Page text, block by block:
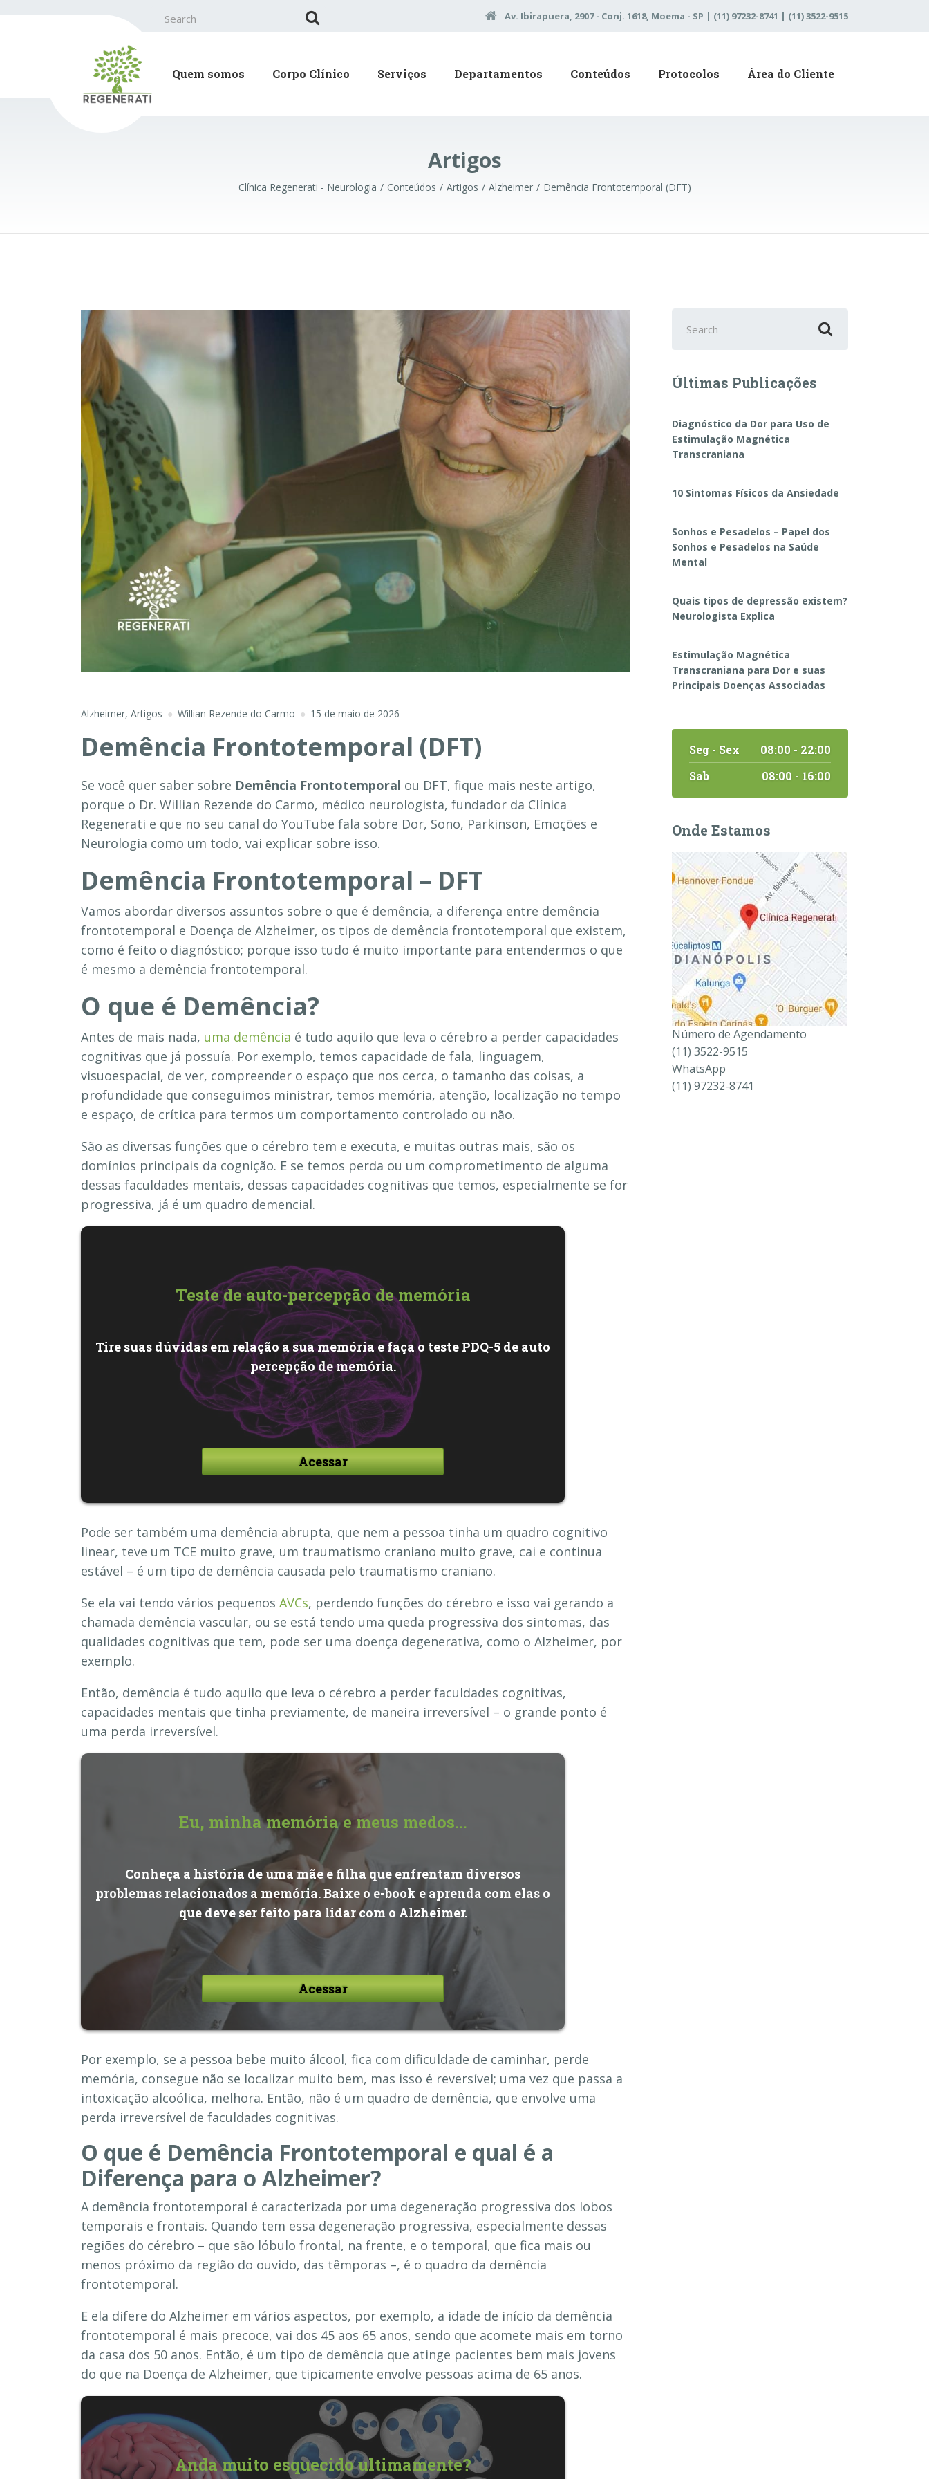
Av. Ibirapuera, 2907 - Conj. 1618, Moema - SP | (11) 97232-8741 | (11) 3522-9515
Quem somos Corpo Clínico Serviços Departamentos Conteúdos Protocolos Área do Cliente
Artigos
Clínica Regenerati - Neurologia Conteúdos Artigos Alzheimer Demência Frontotemporal (DFT)
Alzheimer, Artigos Willian Rezende do Carmo 15 de maio de 2026
Demência Frontotemporal (DFT)
Se você quer saber sobre Demência Frontotemporal ou DFT, fique mais neste artigo,
porque o Dr. Willian Rezende do Carmo, médico neurologista, fundador da Clínica
Regenerati e que no seu canal do YouTube fala sobre Dor, Sono, Parkinson, Emoções e
Neurologia como um todo, vai explicar sobre isso.
Demência Frontotemporal – DFT
Vamos abordar diversos assuntos sobre o que é demência, a diferença entre demência
frontotemporal e Doença de Alzheimer, os tipos de demência frontotemporal que existem,
como é feito o diagnóstico; porque isso tudo é muito importante para entendermos o que
é mesmo a demência frontotemporal.
O que é Demência?
Antes de mais nada, uma demência é tudo aquilo que leva o cérebro a perder capacidades
cognitivas que já possuía. Por exemplo, temos capacidade de fala, linguagem,
visuoespacial, de ver, compreender o espaço que nos cerca, o tamanho das coisas, a
profundidade que conseguimos ministrar, temos memória, atenção, localização no tempo
e espaço, de crítica para termos um comportamento controlado ou não.
São as diversas funções que o cérebro tem e executa, e muitas outras mais, são os
domínios principais da cognição. E se temos perda ou um comprometimento de alguma
dessas faculdades mentais, dessas capacidades cognitivas que temos, especialmente se for
progressiva, já é um quadro demencial.
Teste de auto-percepção de memória
Tire suas dúvidas em relação a sua memória e faça o teste PDQ-5 de auto
percepção de memória.
Acessar
Pode ser também uma demência abrupta, que nem a pessoa tinha um quadro cognitivo
linear, teve um TCE muito grave, um traumatismo craniano muito grave, cai e continua
estável – é um tipo de demência causada pelo traumatismo craniano.
Se ela vai tendo vários pequenos AVCs, perdendo funções do cérebro e isso vai gerando a
chamada demência vascular, ou se está tendo uma queda progressiva dos sintomas, das
qualidades cognitivas que tem, pode ser uma doença degenerativa, como o Alzheimer, por
exemplo.
Então, demência é tudo aquilo que leva o cérebro a perder faculdades cognitivas,
capacidades mentais que tinha previamente, de maneira irreversível – o grande ponto é
uma perda irreversível.
Eu, minha memória e meus medos...
Conheça a história de uma mãe e filha que enfrentam diversos
problemas relacionados a memória. Baixe o e-book e aprenda com elas o
que deve ser feito para lidar com o Alzheimer.
Acessar
Por exemplo, se a pessoa bebe muito álcool, fica com dificuldade de caminhar, perde
memória, consegue não se localizar muito bem, mas isso é reversível; uma vez que passa a
intoxicação alcoólica, melhora. Então, não é um quadro de demência, que envolve uma
perda irreversível de faculdades cognitivas.
O que é Demência Frontotemporal e qual é a
Diferença para o Alzheimer?
A demência frontotemporal é caracterizada por uma degeneração progressiva dos lobos
temporais e frontais. Quando tem essa degeneração progressiva, especialmente dessas
regiões do cérebro – que são lóbulo frontal, na frente, e o temporal, que fica mais ou
menos próximo da região do ouvido, das têmporas –, é o quadro da demência
frontotemporal.
E ela difere do Alzheimer em vários aspectos, por exemplo, a idade de início da demência
frontotemporal é mais precoce, vai dos 45 aos 65 anos, sendo que acomete mais em torno
da casa dos 50 anos. Então, é um tipo de demência que atinge pacientes bem mais jovens
do que na Doença de Alzheimer, que tipicamente envolve pessoas acima de 65 anos.
Anda muito esquecido ultimamente?
for:
Últimas Publicações
Diagnóstico da Dor para Uso de
Estimulação Magnética
Transcraniana
10 Sintomas Físicos da Ansiedade
Sonhos e Pesadelos – Papel dos
Sonhos e Pesadelos na Saúde
Mental
Quais tipos de depressão existem?
Neurologista Explica
Estimulação Magnética
Transcraniana para Dor e suas
Principais Doenças Associadas
Seg - Sex
08:00 - 22:00
Sab
08:00 - 16:00
Onde Estamos
Número de Agendamento
(11) 3522-9515
WhatsApp
(11) 97232-8741